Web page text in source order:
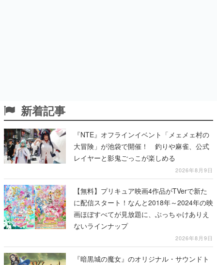
新着記事
『NTE』オフラインイベント「メェメェ村の
大冒険」が池袋で開催！ 釣りや麻雀、公式
レイヤーと影鬼ごっこが楽しめる
2026年8月9日
【無料】プリキュア映画4作品がTVerで新た
に配信スタート！なんと2018年～2024年の映
画ほぼすべてが見放題に、ぶっちゃけありえ
ないラインナップ
2026年8月9日
『暗黒城の魔女』のオリジナル・サウンドト